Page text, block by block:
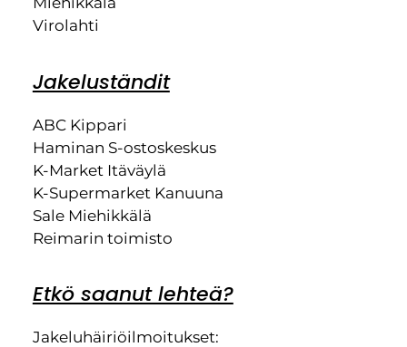
Virolahti
Jakeluständit
ABC Kippari
Haminan S-ostoskeskus
K-Market Itäväylä
K-Supermarket Kanuuna
Sale Miehikkälä
Reimarin toimisto
Etkö saanut lehteä?
Jakeluhäiriöilmoitukset: